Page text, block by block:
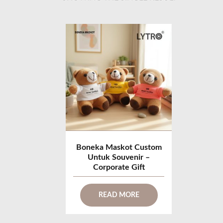
Boneka Maskot Custom
Untuk Souvenir –
Corporate Gift
READ MORE